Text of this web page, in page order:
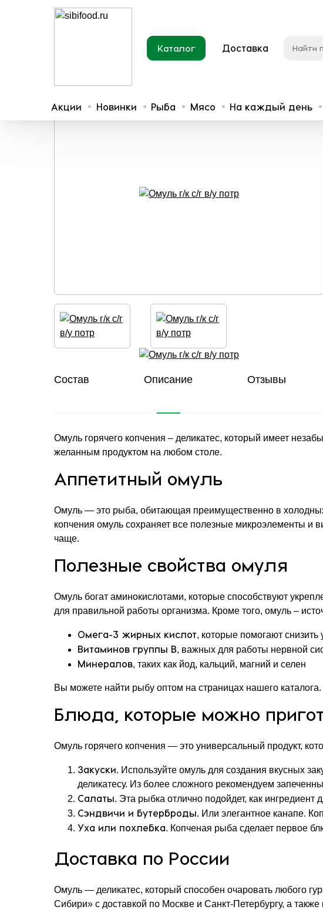
Каталог Доставка
Акции Новинки Рыба Мясо На каждый день
Состав Описание Отзывы
Омуль горячего копчения – деликатес, который имеет
желанным продуктом на любом столе.
Аппетитный омуль
Омуль — это рыба, обитающая преимущественно в
копчения омуль сохраняет все полезные микроэлементы
чаще.
Полезные свойства омуля
Омуль богат аминокислотами, которые способствуют
для правильной работы организма. Кроме того, омуль –
Омега-3 жирных кислот, которые помогают снизить
Витаминов группы B, важных для работы нервной
Минералов, таких как йод, кальций, магний и селен
Вы можете найти рыбу оптом на страницах нашего каталога.
Блюда, которые можно
Омуль горячего копчения — это универсальный продукт,
Закуски. Используйте омуль для создания вкусных
деликатесу. Из более сложного рекомендуем
Салаты. Эта рыбка отлично подойдет, как
Сэндвичи и бутерброды. Или элегантное канапе.
Уха или похлебка. Копченая рыба сделает первое
Доставка по России
Омуль — деликатес, который способен очаровать любого
Сибири» с доставкой по Москве и Санкт-Петербургу, а